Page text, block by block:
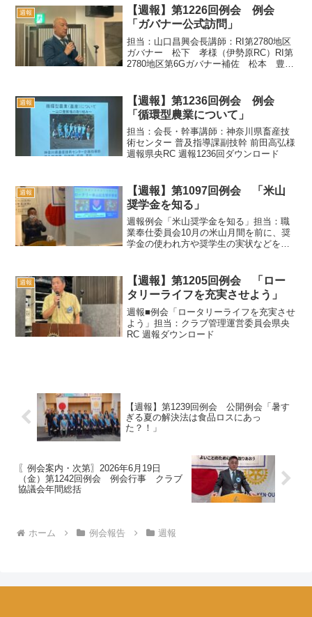
週報
【週報】第1226回例会 例会
「ガバナー公式訪問」
担当：山口昌興会長講師：RI第2780地区
ガバナー 松下 孝様（伊勢原RC）RI第
2780地区第6Gガバナー補佐 松本 豊様
ナーの公式訪問です。松下ガバナーはお
隣の...
週報
【週報】第1236回例会 例会
「循環型農業について」
担当：会長・幹事講師：神奈川県畜産技
術センター 普及指導課副技幹 前田高弘様
週報県央RC 週報1236回ダウンロード
週報
【週報】第1097回例会 「米山
奨学金を知る」
週報例会「米山奨学金を知る」担当：職
業奉仕委員会10月の米山月間を前に、奨
学金の使われ方や奨学生の実状などを含
地区米山奨学委員会副委員長の今井 均氏
(座間RC)に卓...
週報
【週報】第1205回例会 「ロー
タリーライフを充実させよう」
週報■例会「ロータリーライフを充実させ
よう」担当：クラブ管理運営委員会県央
RC 週報ダウンロード
【週報】第1239回例会 公開例会「暑す
ぎる夏の解決法は食品ロスにあっ
た？！」
〖例会案内・次第〗2026年6月19日
（金）第1242回例会 例会行事 クラブ
協議会年間総括
ホーム 例会報告 週報